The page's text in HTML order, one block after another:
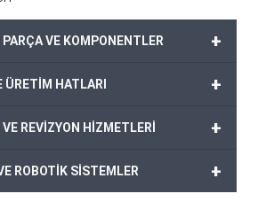
+
VE KOMPONENTLER
+
ÜRETİM HATLARI
+
REVİZYON HİZMETLERİ
+
ROBOTİK SİSTEMLER